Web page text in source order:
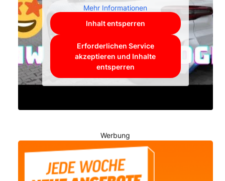
Mehr Informationen
Inhalt entsperren
Erforderlichen Service
akzeptieren und Inhalte
entsperren
Werbung